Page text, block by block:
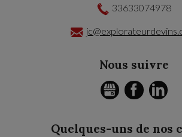
33633074978
Nous suivre
GMB
Quelques-uns de nos